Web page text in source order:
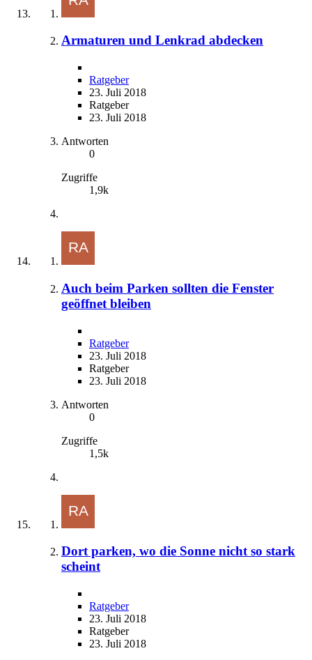
Armaturen und Lenkrad abdecken
Ratgeber
23. Juli 2018
Ratgeber
23. Juli 2018
Antworten
0
Zugriffe
1,9k
Auch beim Parken sollten die Fenster
geöffnet bleiben
Ratgeber
23. Juli 2018
Ratgeber
23. Juli 2018
Antworten
0
Zugriffe
1,5k
Dort parken, wo die Sonne nicht so stark
scheint
Ratgeber
23. Juli 2018
Ratgeber
23. Juli 2018